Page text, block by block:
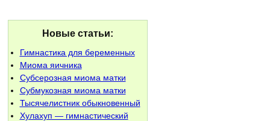
Новые статьи:
Гимнастика для беременных
Миома яичника
Субсерозная миома матки
Субмукозная миома матки
Тысячелистник обыкновенный
Хулахуп — гимнастический